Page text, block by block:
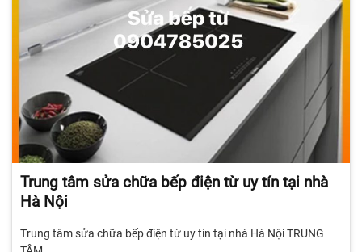
Trung tâm sửa chữa bếp điện từ uy tín tại nhà
Hà Nội
Trung tâm sửa chữa bếp điện từ uy tín tại nhà Hà Nội TRUNG